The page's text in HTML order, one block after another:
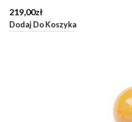
219,00zł
Dodaj Do Koszyka